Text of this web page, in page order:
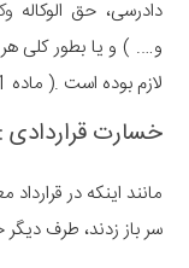
دادرسی، حق الوکاله
و…. ) و یا بطور کلی
لازم بوده است .( ماده
خسارت قراردادی:
مانند اینکه در
سر باز زدند، طرف